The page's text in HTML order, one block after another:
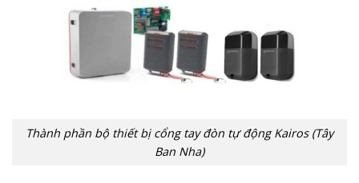
Thành phần bộ thiết bị cổng tay đòn tự động Kairos (Tây
Ban Nha)